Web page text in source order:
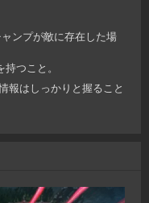
ンプが敵に存在した場
つこと。
報はしっかりと握ること